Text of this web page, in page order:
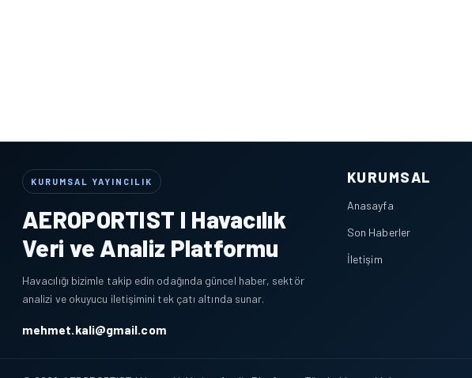
KURUMSAL YAYINCILIK
AEROPORTIST I Havacılık
Veri ve Analiz Platformu
Havacılığı bizimle takip edin odağında güncel haber, sektör
analizi ve okuyucu iletişimini tek çatı altında sunar.
mehmet.kali@gmail.com
KURUMSAL
Anasayfa
Son Haberler
İletişim